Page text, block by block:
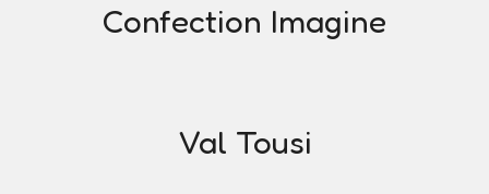
Confection Imagine
Val Tousi